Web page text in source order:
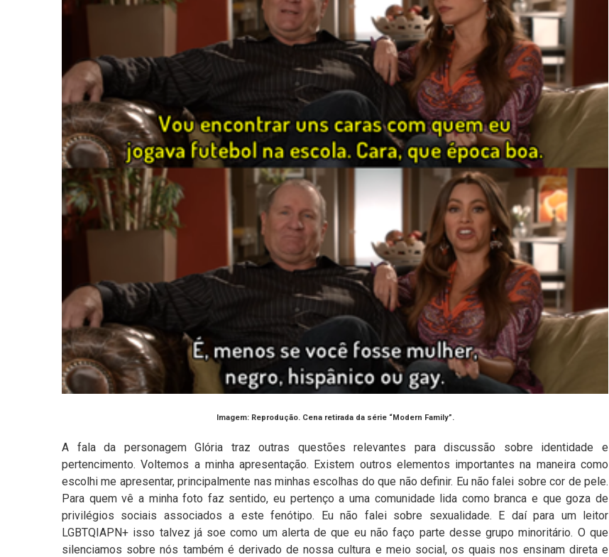
Imagem: Reprodução. Cena retirada da série “Modern Family”.
A fala da personagem Glória traz outras questões relevantes para discussão sobre identidade e
pertencimento. Voltemos a minha apresentação. Existem outros elementos importantes na maneira como
escolhi me apresentar, principalmente nas minhas escolhas do que não definir. Eu não falei sobre cor de pele.
Para quem vê a minha foto faz sentido, eu pertenço a uma comunidade lida como branca e que goza de
privilégios sociais associados a este fenótipo. Eu não falei sobre sexualidade. E daí para um leitor
LGBTQIAPN+ isso talvez já soe como um alerta de que eu não faço parte desse grupo minoritário. O que
silenciamos sobre nós também é derivado de nossa cultura e meio social, os quais nos ensinam direta e